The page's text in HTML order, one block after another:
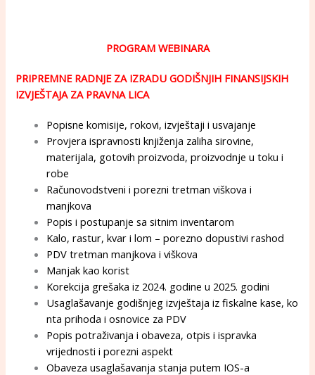
PROGRAM WEBINARA
PRIPREMNE RADNJE ZA IZRADU GODIŠNJIH FINANSIJSKIH
IZVJEŠTAJA ZA PRAVNA LICA
Popisne komisije, rokovi, izvještaji i usvajanje
Provjera ispravnosti knjiženja zaliha sirovine,
materijala, gotovih proizvoda, proizvodnje u toku i
robe
Računovodstveni i porezni tretman viškova i
manjkova
Popis i postupanje sa sitnim inventarom
Kalo, rastur, kvar i lom – porezno dopustivi rashod
PDV tretman manjkova i viškova
Manjak kao korist
Korekcija grešaka iz 2024. godine u 2025. godini
Usaglašavanje godišnjeg izvještaja iz fiskalne kase, ko
nta prihoda i osnovice za PDV
Popis potraživanja i obaveza, otpis i ispravka
vrijednosti i porezni aspekt
Obaveza usaglašavanja stanja putem IOS-a